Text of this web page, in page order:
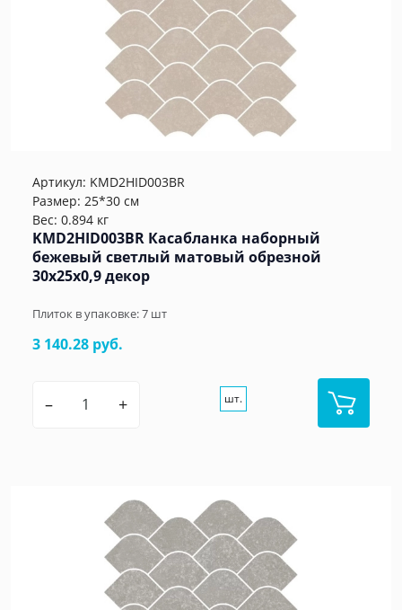
Артикул: KMD2HID003BR
Размер: 25*30 см
Вес: 0.894 кг
KMD2HID003BR Касабланка наборный
бежевый светлый матовый обрезной
30x25x0,9 декор
Плиток в упаковке:7 шт
3 140.28 руб.
– + шт.